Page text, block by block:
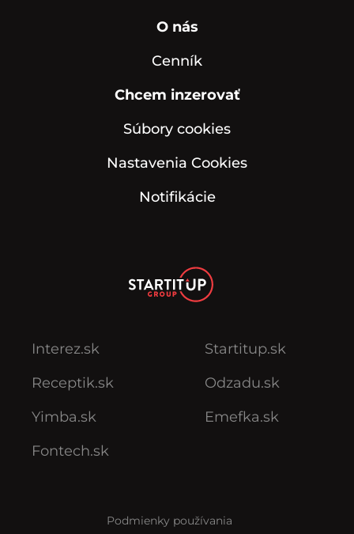
O nás
Cenník
Chcem inzerovať
Súbory cookies
Nastavenia Cookies
Notifikácie
Interez.sk
Receptik.sk
Yimba.sk
Fontech.sk
Startitup.sk
Odzadu.sk
Emefka.sk
Podmienky používania